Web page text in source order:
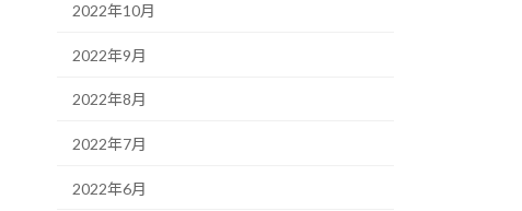
2022年10月
2022年9月
2022年8月
2022年7月
2022年6月